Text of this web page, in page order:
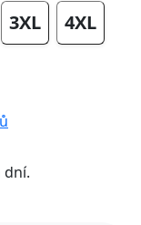
3XL 4XL
dní.